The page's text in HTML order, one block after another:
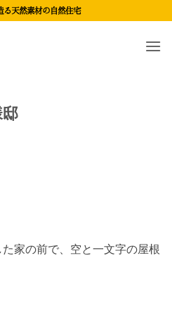
る天然素材の自然住宅
家の前で、空と一文字の屋根